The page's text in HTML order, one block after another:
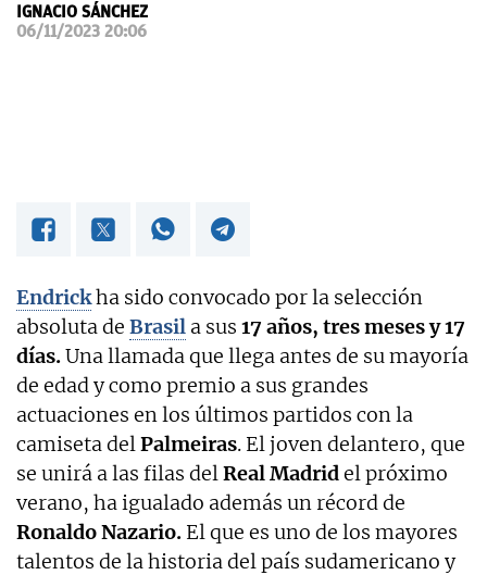
IGNACIO SÁNCHEZ
06/11/2023 20:06
Endrickha sido convocado por la selección
absoluta de Brasil a sus 17 años, tres meses y 17
días.Una llamada que llega antes de su mayoría
de edad y como premio a sus grandes
actuaciones en los últimos partidos con la
camiseta delPalmeiras. El joven delantero, que
se unirá a las filas delReal Madridel próximo
verano, ha igualado además un récord de
Ronaldo Nazario. El que es uno de los mayores
talentos de la historia del país sudamericano y